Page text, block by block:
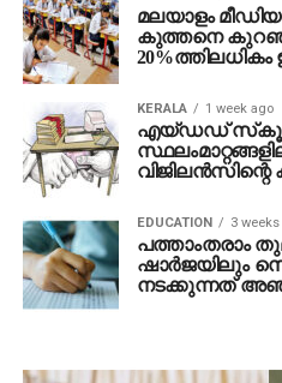
മലയാളം
കുത്തനെ
20%ത്തിലധികം
KERALA 1 week ago
എയ്ഡഡ് സ്‌കൂള്‍
EDUCATION 3
പത്താംതരാം
ഷാർജയിലും
നടക്കുന്നത്